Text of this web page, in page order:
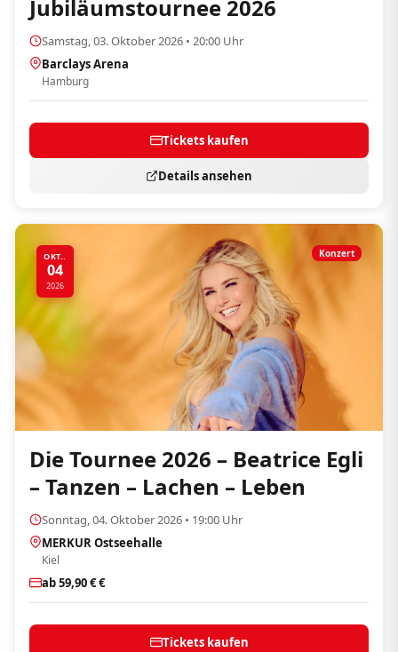
Jubiläumstournee 2026
Samstag, 03. Oktober 2026 • 20:00 Uhr
Barclays Arena
Hamburg
Tickets kaufen
Details ansehen
OKT..
04
2026
Konzert
Die Tournee 2026 – Beatrice Egli
– Tanzen – Lachen – Leben
Sonntag, 04. Oktober 2026 • 19:00 Uhr
MERKUR Ostseehalle
Kiel
ab 59,90 € €
Tickets kaufen